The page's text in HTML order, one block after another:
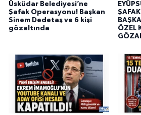
Üsküdar Belediyesi’ne
Şafak Operasyonu! Başkan
Sinem Dedetaş ve 6 kişi
gözaltında
ÖZEL